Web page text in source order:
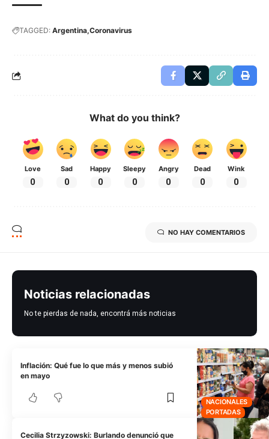
TAGGED: Argentina Coronavirus
What do you think?
Love
0
Sad
0
Happy
0
Sleepy
0
Angry
0
Dead
0
Wink
0
NO HAY COMENTARIOS
Noticias relacionadas
No te pierdas de nada, encontrá más noticias
NACIONALES
PORTADAS
Inflación: Qué fue lo que más y menos subió
en mayo
Cecilia Strzyzowski: Burlando denunció que